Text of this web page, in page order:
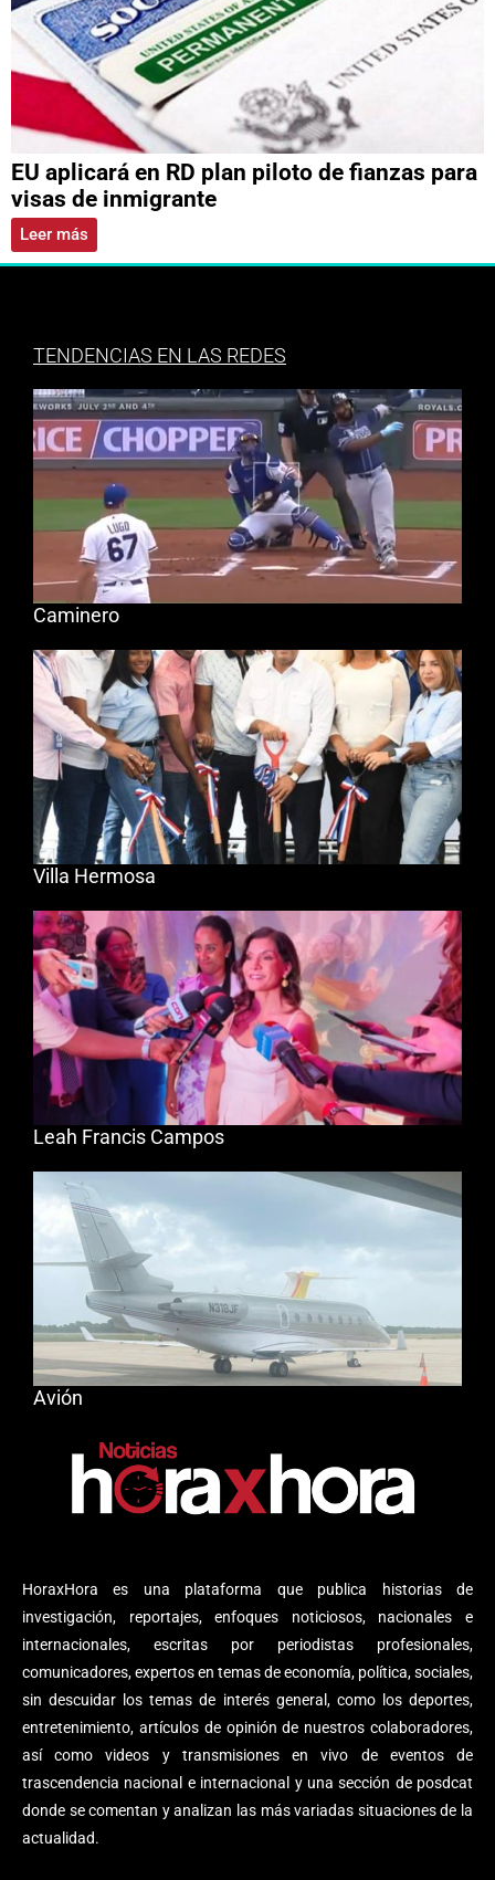
EU aplicará en RD plan piloto de fianzas para
visas de inmigrante
Leer más
HoraxHora es una plataforma que publica historias de
investigación, reportajes, enfoques noticiosos, nacionales e
internacionales, escritas por periodistas profesionales,
comunicadores, expertos en temas de economía, política, sociales,
sin descuidar los temas de interés general, como los deportes,
entretenimiento, artículos de opinión de nuestros colaboradores,
así como videos y transmisiones en vivo de eventos de
trascendencia nacional e internacional y una sección de posdcat
donde se comentan y analizan las más variadas situaciones de la
actualidad.
TENDENCIAS EN LAS REDES
Caminero
Villa Hermosa
Leah Francis Campos
Avión